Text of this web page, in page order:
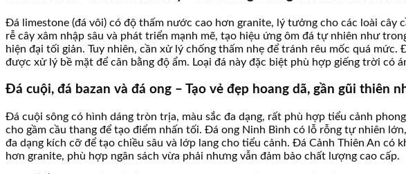
Đá limestone (đá vôi) có độ thấm nước cao hơn granite, lý tưởng cho các loài
rễ cây xâm nhập sâu và phát triển mạnh mẽ, tạo hiệu ứng ôm đá tự nhiên như
hiện đại tối giản. Tuy nhiên, cần xử lý chống thấm nhẹ để tránh rêu mốc quá mức.
được xử lý bề mặt để cân bằng độ ẩm. Loại đá này đặc biệt phù hợp giếng trời có
Đá cuội, đá bazan và đá ong – Tạo vẻ đẹp hoang dã, gần gũi thiên
Đá cuội sông có hình dáng tròn trịa, màu sắc đa dạng, rất phù hợp tiểu cảnh
cho gầm cầu thang để tạo điểm nhấn tối. Đá ong Ninh Bình có lỗ rỗng tự nhiên
đa dạng kích cỡ để tạo chiều sâu và lớp lang cho tiểu cảnh. Đá Cảnh Thiên An có
hơn granite, phù hợp ngân sách vừa phải nhưng vẫn đảm bảo chất lượng cao cấp.